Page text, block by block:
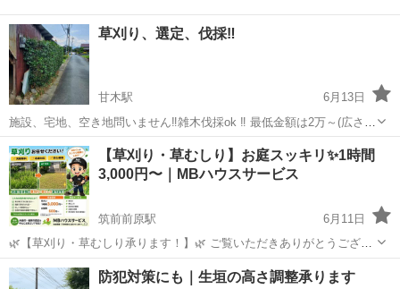
草刈り、選定、伐採‼️
甘木駅
6月13日
施設、宅地、空き地問いません‼️雑木伐採ok ‼️ 最低金額は2万～(広さに
よる) 処分、未処分にもより値段は変わります‼️ 一度ご相談下さい‼️
福岡 朝倉市 甘木駅 草刈り 空き地
【草刈り・草むしり】お庭スッキリ✨1時間
3,000円〜｜MBハウスサービス
筑前前原駅
6月11日
🌿【草刈り・草むしり承ります！】🌿 ご覧いただきありがとうござい
ます！ MBハウスサービスです😊 「庭の草が伸びてしまった…」 「暑
くて草刈りをするのが大変…」 「空き家や実家の管理ができない…」
福岡 糸島市 筑前前原駅 草刈り 草むしり
防犯対策にも｜生垣の高さ調整承ります